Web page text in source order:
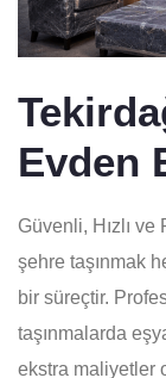
Evden
Güvenli, Hızlı ve
şehre taşınmak
bir süreçtir.
taşınmalarda
ekstra maliyetler